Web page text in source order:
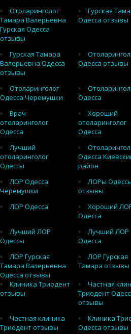
Отоларинголог
Тамара Валерьевна
Гурская Одесса
отзывы
Гурская
Одесса отзывы
Гурская Тамара
Валерьевна Одесса
отзывы
Одесса отзывы
Отоларинголог
Одесса Черемушки
Одесса
Врач
отоларинголог
Одесса
Хороший
отоларинголог
Одесса
Лучший
отоларинголог
Одессы
Одесса
район
ЛОР Одесса
Черемушки
ЛОРы
отзывы
ЛОР Одесса
Хороший
Одесса
Лучший ЛОР
Одессы
Лучший ЛОР
Одесса
ЛОР Гурская
Тамара Валерьевна
Одесса отзывы
ЛОР Гурская
Тамара отзывы
Клиника Триодент
отзывы
Частная
Триодент
отзывы
Частная клиника
Триодент отзывы
Клиника
Одесса отзывы